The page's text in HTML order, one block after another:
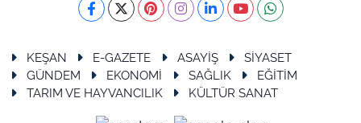
KEŞAN E-GAZETE ASAYİŞ
SİYASET
GÜNDEM
EKONOMİ SAĞLIK
EĞİTİM
TARIM VE HAYVANCILIK
KÜLTÜR SANAT